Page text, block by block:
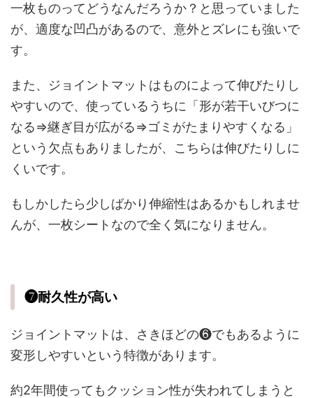
一枚ものってどうなんだろうか？と思っていました
が、適度な凹凸があるので、意外とズレにも強いで
す。
また、ジョイントマットはものによって伸びたりし
やすいので、使っているうちに「形が若干いびつに
なる⇒継ぎ目が広がる⇒ゴミがたまりやすくなる」
という欠点もありましたが、こちらは伸びたりしに
くいです。
もしかしたら少しばかり伸縮性はあるかもしれませ
んが、一枚シートなので全く気になりません。
❼耐久性が高い
ジョイントマットは、さきほどの❻でもあるように
変形しやすいという特徴があります。
約2年間使ってもクッション性が失われてしまうと